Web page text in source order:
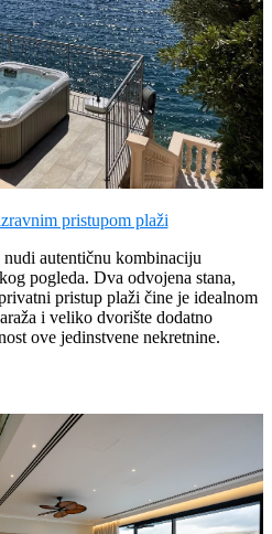
pristupom plaži
nudi autentičnu kombinaciju
pogleda. Dva odvojena stana,
pristup plaži čine je idealnom
i veliko dvorište dodatno
ove jedinstvene nekretnine.